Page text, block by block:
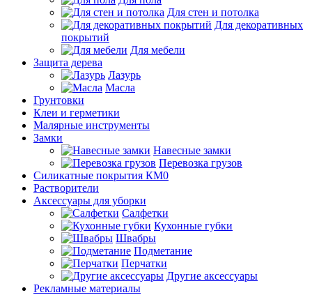
Для стен и потолка
Для декоративных
покрытий
Для мебели
Защита дерева
Лазурь
Масла
Грунтовки
Клеи и герметики
Малярные инструменты
Замки
Навесные замки
Перевозка грузов
Силикатные покрытия КМ0
Растворители
Аксессуары для уборки
Салфетки
Кухонные губки
Швабры
Подметание
Перчатки
Другие аксессуары
Рекламные материалы